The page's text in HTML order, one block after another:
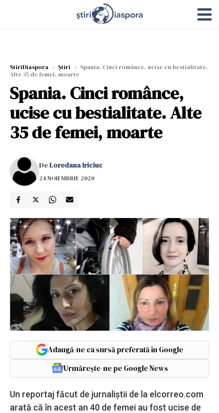
StiriDiaspora › Știri › Spania. Cinci românce, ucise cu bestialitate.
Alte 35 de femei, moarte
Spania. Cinci românce,
ucise cu bestialitate. Alte
35 de femei, moarte
DeLoredana Iriciuc
24 NOIEMBRIE 2020
Adaugă-ne ca sursă preferată în Google
Urmărește-ne pe Google News
Un reportaj făcut de jurnaliștii de la elcorreo.com
arată că în acest an 40 de femei au fost ucise de